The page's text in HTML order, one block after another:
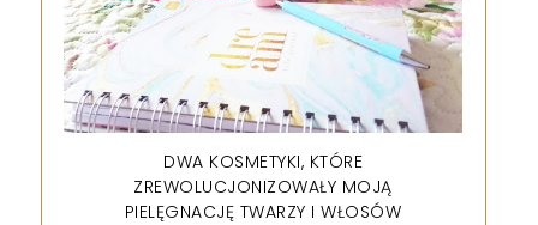
DWA KOSMETYKI, KTÓRE
ZREWOLUCJONIZOWAŁY MOJĄ
PIELĘGNACJĘ TWARZY I WŁOSÓW